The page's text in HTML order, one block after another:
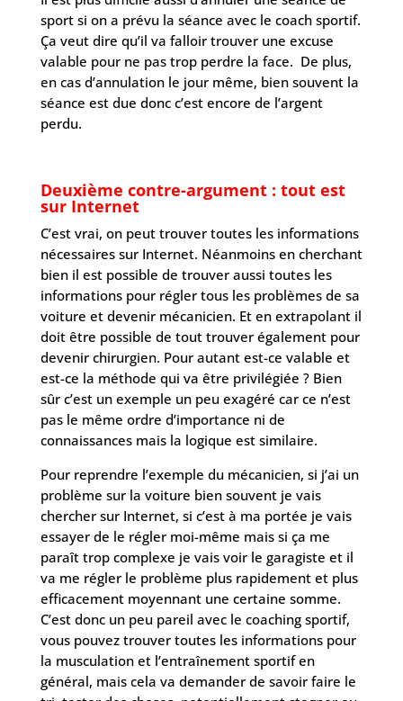
sport si on a prévu la séance avec le coach sportif.
Ça veut dire qu’il va falloir trouver une excuse
valable pour ne pas trop perdre la face. De plus,
en cas d’annulation le jour même, bien souvent la
séance est due donc c’est encore de l’argent
perdu.
Deuxième contre-argument : tout est
sur Internet
C’est vrai, on peut trouver toutes les informations
nécessaires sur Internet. Néanmoins en cherchant
bien il est possible de trouver aussi toutes les
informations pour régler tous les problèmes de sa
voiture et devenir mécanicien. Et en extrapolant il
doit être possible de tout trouver également pour
devenir chirurgien. Pour autant est-ce valable et
est-ce la méthode qui va être privilégiée ? Bien
sûr c’est un exemple un peu exagéré car ce n’est
pas le même ordre d’importance ni de
connaissances mais la logique est similaire.
Pour reprendre l’exemple du mécanicien, si j’ai un
problème sur la voiture bien souvent je vais
chercher sur Internet, si c’est à ma portée je vais
essayer de le régler moi-même mais si ça me
paraît trop complexe je vais voir le garagiste et il
va me régler le problème plus rapidement et plus
efficacement moyennant une certaine somme.
C’est donc un peu pareil avec le coaching sportif,
vous pouvez trouver toutes les informations pour
la musculation et l’entraînement sportif en
général, mais cela va demander de savoir faire le